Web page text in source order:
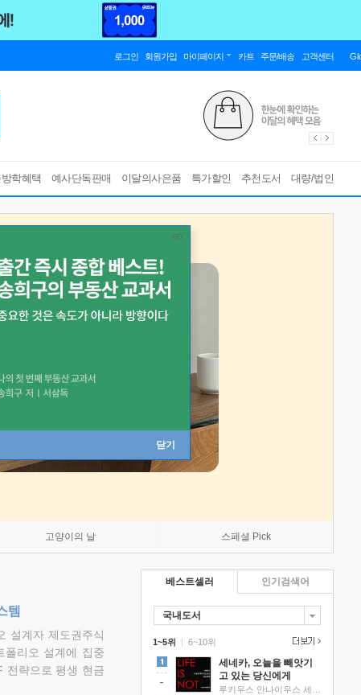
로그인 회원가입 마이페이지 카트 주문/배송 고객센터
학혜택 예사단독판매 이달의사은품 특가할인 추천도서 대량/법인
닫기
고양이의 날 스페셜 Pick
템
설계자 제도권주식
폴리오 설계에 집중
전략으로 평생 현금
베스트셀러
국내도서
1~5위 |
세네카, 오늘을 빼앗기
고 있는 당신에게
6~10위
인기검색어